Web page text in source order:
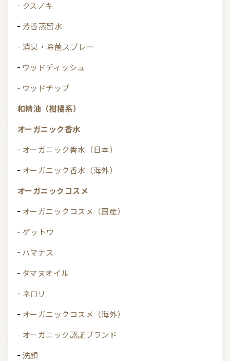
クスノキ
芳香蒸留水
消臭・除菌スプレー
ウッドディッシュ
ウッドチップ
和精油（柑橘系）
オーガニック香水
オーガニック香水（日本）
オーガニック香水（海外）
オーガニックコスメ
オーガニックコスメ（国産）
ゲットウ
ハマナス
タマヌオイル
ネロリ
オーガニックコスメ（海外）
オーガニック認証ブランド
洗顔